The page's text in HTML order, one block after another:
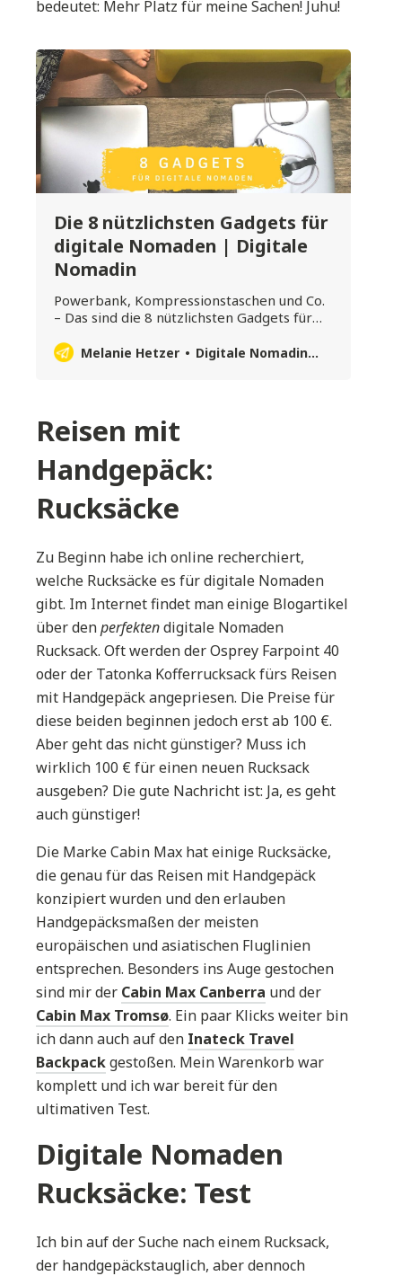
bedeutet: Mehr Platz für meine Sachen! Juhu!
Die 8 nützlichsten Gadgets für
digitale Nomaden | Digitale
Nomadin
Powerbank, Kompressionstaschen und Co.
– Das sind die 8 nützlichsten Gadgets für
Melanie Hetzer Digitale Nomadin – Blog für Reisen, Arbeiten und Leben
Reisen mit
Handgepäck:
Rucksäcke
Zu Beginn habe ich online recherchiert,
welche Rucksäcke es für digitale Nomaden
gibt. Im Internet findet man einige Blogartikel
über denperfektendigitale Nomaden
Rucksack. Oft werden der Osprey Farpoint 40
oder der Tatonka Kofferrucksack fürs Reisen
mit Handgepäck angepriesen. Die Preise für
diese beiden beginnen jedoch erst ab 100 €.
Aber geht das nicht günstiger? Muss ich
wirklich 100 € für einen neuen Rucksack
ausgeben? Die gute Nachricht ist: Ja, es geht
auch günstiger!
Die Marke Cabin Max hat einige Rucksäcke,
die genau für das Reisen mit Handgepäck
konzipiert wurden und den erlauben
Handgepäcksmaßen der meisten
europäischen und asiatischen Fluglinien
entsprechen. Besonders ins Auge gestochen
sind mir der Cabin Max Canberra und der
Cabin Max Tromsø. Ein paar Klicks weiter bin
ich dann auch auf den Inateck Travel
Backpackgestoßen. Mein Warenkorb war
komplett und ich war bereit für den
ultimativen Test.
Digitale Nomaden
Rucksäcke: Test
Ich bin auf der Suche nach einem Rucksack,
der handgepäckstauglich, aber dennoch